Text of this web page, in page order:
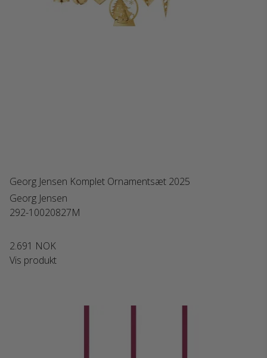
Georg Jensen Komplet Ornamentsæt 2025
Georg Jensen
292-10020827M
2.691 NOK
Vis produkt